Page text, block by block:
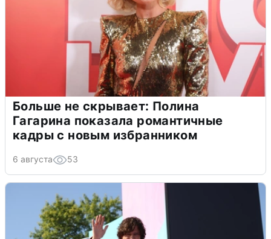
Больше не скрывает: Полина
Гагарина показала романтичные
кадры с новым избранником
6 августа 53